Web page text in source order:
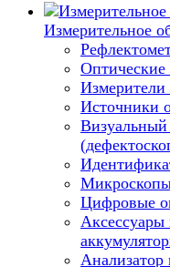
Измерительное
Оптические
Источники
Цифровые
Анализатор